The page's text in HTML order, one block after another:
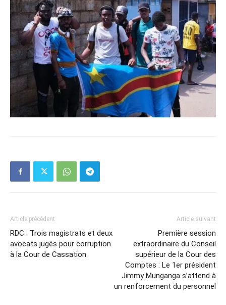
Article précédent
RDC : Trois magistrats et deux
avocats jugés pour corruption
à la Cour de Cassation
Article suivant
Première session
extraordinaire du Conseil
supérieur de la Cour des
Comptes : Le 1er président
Jimmy Munganga s’attend à
un renforcement du personnel